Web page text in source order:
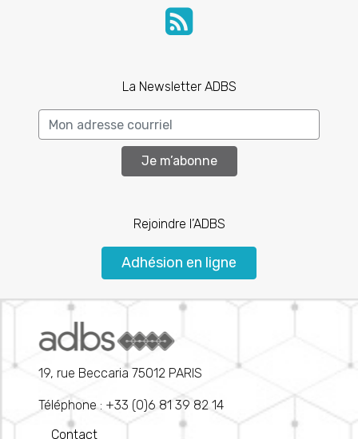
La Newsletter ADBS
Je m’abonne
Rejoindre l’ADBS
Adhésion en ligne
19, rue Beccaria 75012 PARIS
Téléphone : +33 (0)6 81 39 82 14
Contact